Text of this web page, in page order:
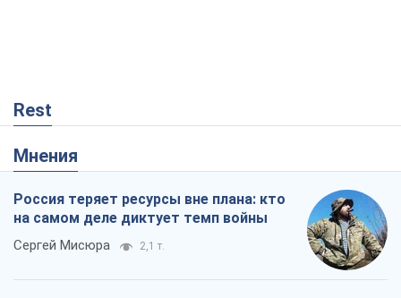
Rest
Мнения
Россия теряет ресурсы вне плана: кто
на самом деле диктует темп войны
Сергей Мисюра 2,1 т.